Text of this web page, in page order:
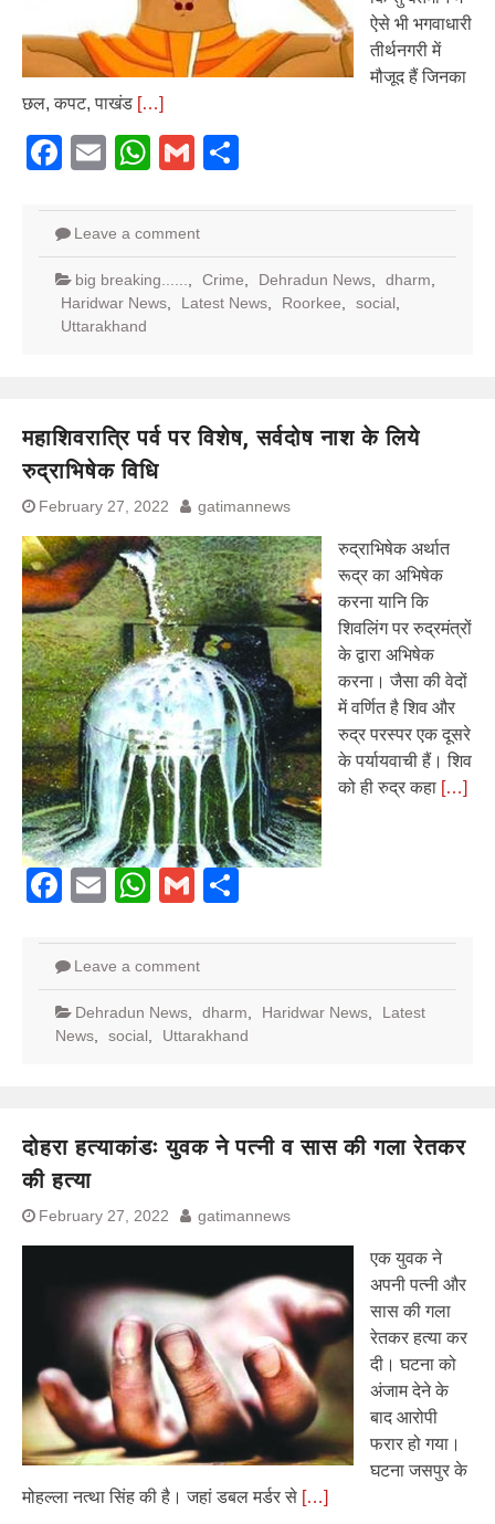
ऐसे भी भगवाधारी
तीर्थनगरी में
मौजूद हैं जिनका
छल, कपट, पाखंड […]
Facebook
EmailWhatsApp
Gmail
Leave a comment
big breaking...... Crime Dehradun News dharm
Haridwar News
Latest News Roorkee social
Uttarakhand
महाशिवरात्रि पर्व पर विशेष, सर्वदोष नाश के लिये
रुद्राभिषेक विधि
February 27, 2022 gatimannews
रुद्राभिषेक अर्थात
रूद्र का अभिषेक
करना यानि कि
शिवलिंग पर रुद्रमंत्रों
के द्वारा अभिषेक
करना। जैसा की वेदों
में वर्णित है शिव और
रुद्र परस्पर एक दूसरे
के पर्यायवाची हैं। शिव
को ही रुद्र कहा […]
Facebook
EmailWhatsApp
Gmail
Leave a comment
Dehradun News dharm Haridwar News
Latest
News
social Uttarakhand
दोहरा हत्याकांडः युवक ने पत्नी व सास की गला रेतकर
की हत्या
February 27, 2022 gatimannews
एक युवक ने
अपनी पत्नी और
सास की गला
रेतकर हत्या कर
दी। घटना को
अंजाम देने के
बाद आरोपी
फरार हो गया।
घटना जसपुर के
मोहल्ला नत्था सिंह की है। जहां डबल मर्डर से […]